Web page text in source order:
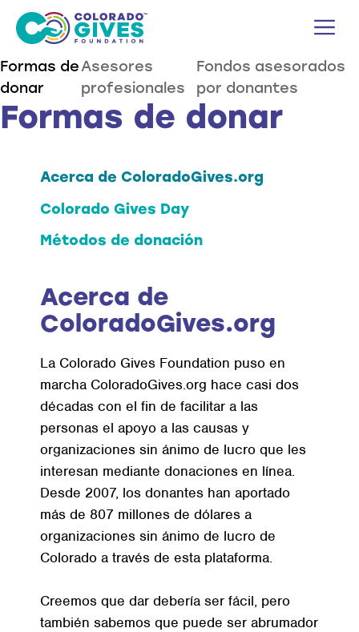
Formas de
donar
Asesores
profesionales
Fondos asesorados
por donantes
Formas de donar
Acerca de
ColoradoGives.org
La Colorado Gives Foundation puso en
marcha ColoradoGives.org hace casi dos
décadas con el fin de facilitar a las
personas el apoyo a las causas y
organizaciones sin ánimo de lucro que les
interesan mediante donaciones en línea.
Desde 2007, los donantes han aportado
más de 807 millones de dólares a
organizaciones sin ánimo de lucro de
Colorado a través de esta plataforma.
Creemos que dar debería ser fácil, pero
también sabemos que puede ser abrumador
Acerca de ColoradoGives.org
Colorado Gives Day
Métodos de donación